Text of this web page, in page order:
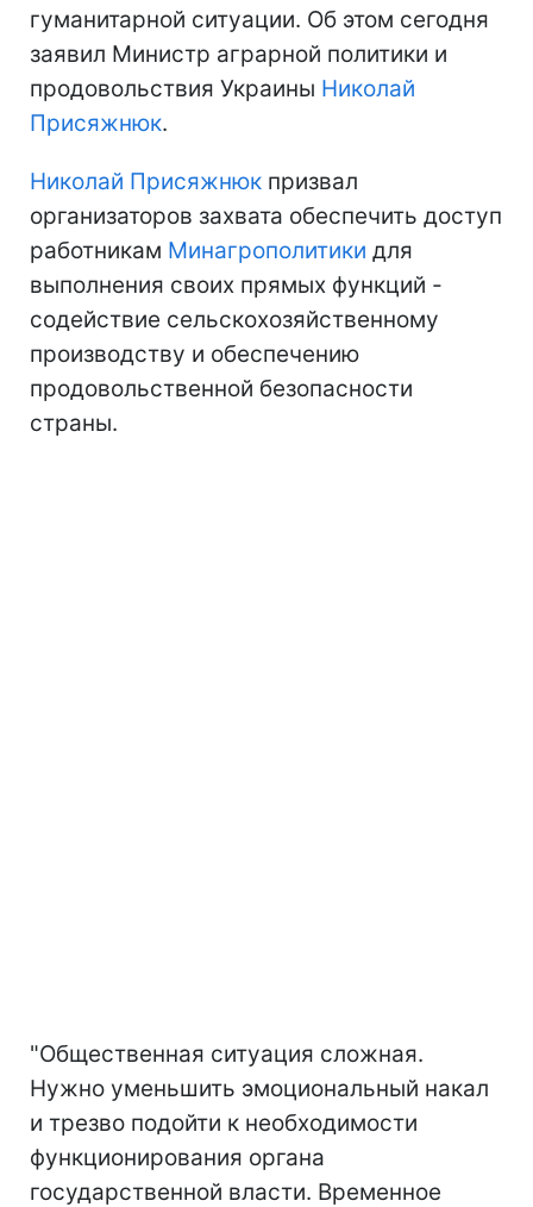
гуманитарной ситуации. Об этом сегодня
заявил Министр аграрной политики и
продовольствия Украины Николай
Присяжнюк.
Николай Присяжнюк призвал
организаторов захвата обеспечить доступ
работникам Минагрополитики для
выполнения своих прямых функций -
содействие сельскохозяйственному
производству и обеспечению
продовольственной безопасности
страны.
"Общественная ситуация сложная.
Нужно уменьшить эмоциональный накал
и трезво подойти к необходимости
функционирования органа
государственной власти. Временное